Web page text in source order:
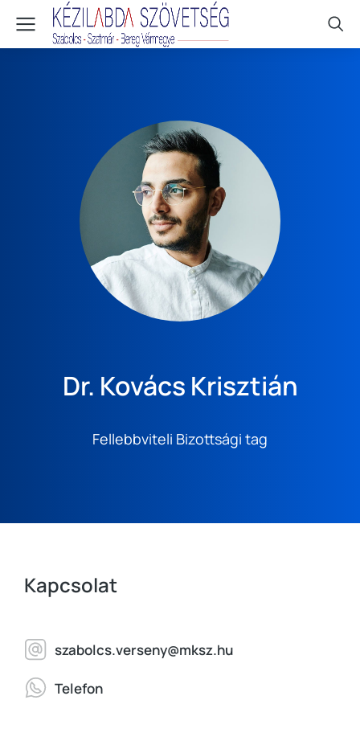
Dr. Kovács Krisztián
Fellebbviteli Bizottsági tag
Kapcsolat
szabolcs.verseny@mksz.hu
Telefon